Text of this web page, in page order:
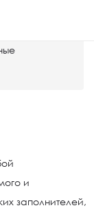
и
заполнителей,